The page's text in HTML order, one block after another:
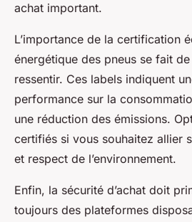
achat important.
L’importance de la certification
énergétique des pneus se fait
ressentir. Ces labels indiquent
performance sur la
une réduction des émissions.
certifiés si vous souhaitez allier
et respect de l’environnement.
Enfin, la sécurité d’achat doit
toujours des plateformes